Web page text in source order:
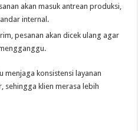
akan masuk antrean produksi,
internal.
pesanan akan dicek ulang agar
menjaga konsistensi layanan
sehingga klien merasa lebih